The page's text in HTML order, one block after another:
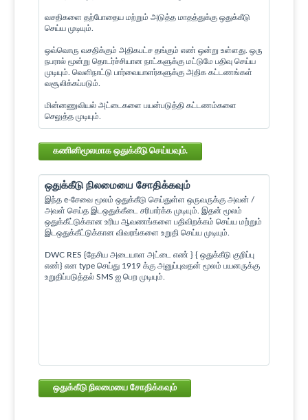
வசதிகளை தற்போதைய மற்றும் அடுத்த மாதத்துக்கு ஒதுக்கீடு
செய்ய முடியும்.
ஒவ்வொரு வசதிக்கும் அதிகபட்ச தங்கும் எண் ஒன்று உள்ளது. ஒரு
நபரால் மூன்று தொடர்ச்சியான நாட்களுக்கு மட்டுமே பதிவு செய்ய
முடியும். வெளிநாட்டு பார்வையாளர்களுக்கு அதிக கட்டணங்கள்
வசூலிக்கப்படும்.
மின்னணுவியல் அட்டைகளை பயன்படுத்தி கட்டணம்களை
செலுத்த முடியும்.
கணினிமூலமாக ஒதுக்கீடு செய்யவும்.
ஒதுக்கீடு நிலமையை சோதிக்கவும்
இந்த e-சேவை மூலம் ஒதுக்கீடு செய்துள்ள ஒருவருக்கு அவன் /
அவள் செய்த இடஒதுக்கீடை சரிபார்க்க முடியும். இதன் மூலம்
ஒதுக்கீட்டுக்கான உரிய ஆவணங்களை பதிவிறக்கம் செய்ய மற்றும்
இடஒதுக்கீட்டுக்கான விவரங்களை உறுதி செய்ய முடியும்.
DWC RES {தேசிய அடையாள அட்டை எண் } { ஒதுக்கீடு குறிப்பு
எண்} என type செய்து 1919 க்கு அனுப்புவதன் மூலம் பயனருக்கு
உறுதிப்படுத்தல் SMS ஐ பெற முடியும்.
ஒதுக்கீடு நிலமையை சோதிக்கவும்